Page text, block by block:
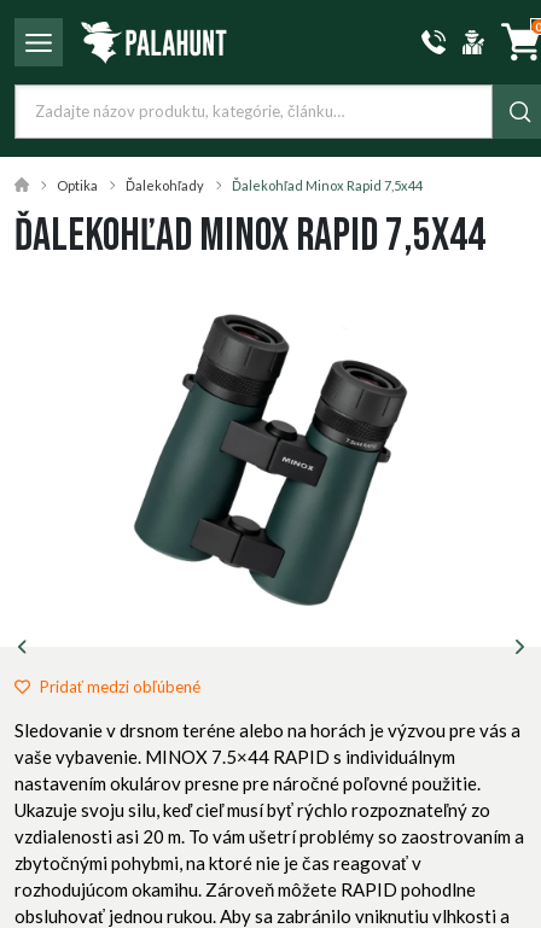
0
Optika Ďalekohľady Ďalekohľad Minox Rapid 7,5x44
Ďalekohľad Minox Rapid 7,5x44
Pridať medzi obľúbené
Sledovanie v drsnom teréne alebo na horách je výzvou pre vás a
vaše vybavenie. MINOX 7.5×44 RAPID s individuálnym
nastavením okulárov presne pre náročné poľovné použitie.
Ukazuje svoju silu, keď cieľ musí byť rýchlo rozpoznateľný zo
vzdialenosti asi 20 m. To vám ušetrí problémy so zaostrovaním a
zbytočnými pohybmi, na ktoré nie je čas reagovať v
rozhodujúcom okamihu. Zároveň môžete RAPID pohodlne
obsluhovať jednou rukou. Aby sa zabránilo vniknutiu vlhkosti a